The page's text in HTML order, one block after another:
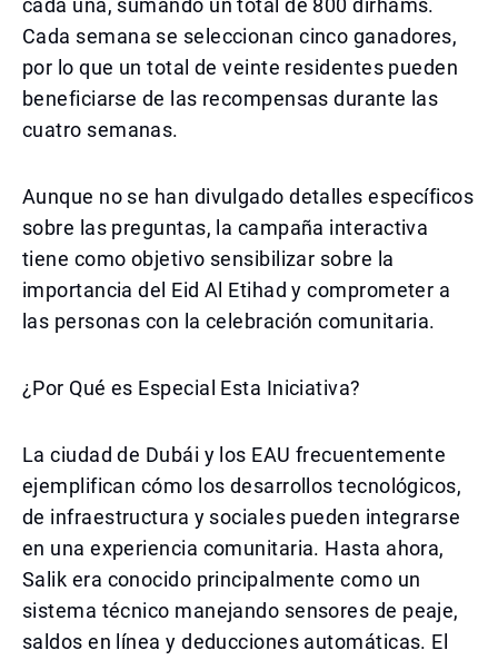
cada una, sumando un total de 800 dirhams.
Cada semana se seleccionan cinco ganadores,
por lo que un total de veinte residentes pueden
beneficiarse de las recompensas durante las
cuatro semanas.
Aunque no se han divulgado detalles específicos
sobre las preguntas, la campaña interactiva
tiene como objetivo sensibilizar sobre la
importancia del Eid Al Etihad y comprometer a
las personas con la celebración comunitaria.
¿Por Qué es Especial Esta Iniciativa?
La ciudad de Dubái y los EAU frecuentemente
ejemplifican cómo los desarrollos tecnológicos,
de infraestructura y sociales pueden integrarse
en una experiencia comunitaria. Hasta ahora,
Salik era conocido principalmente como un
sistema técnico manejando sensores de peaje,
saldos en línea y deducciones automáticas. El